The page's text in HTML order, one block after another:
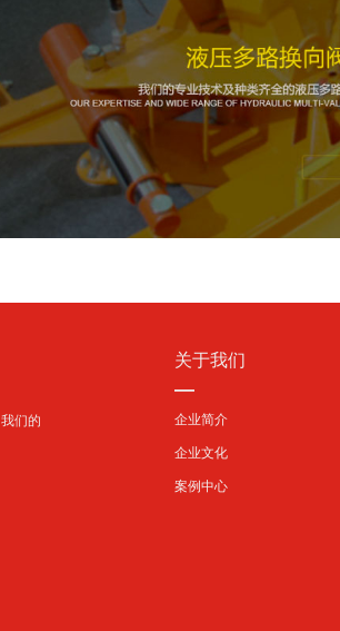
们的
关于我们
—
企业简介
企业文化
案例中心